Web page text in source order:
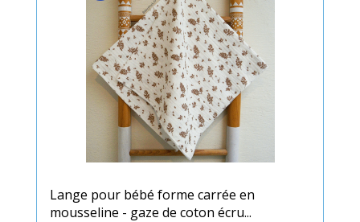
Lange pour bébé forme carrée en
mousseline - gaze de coton écru...